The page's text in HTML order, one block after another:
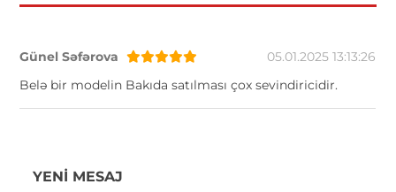
Günel Səfərova
05.01.2025 13:13:26
Belə bir modelin Bakıda satılması çox sevindiricidir.
YENI MESAJ